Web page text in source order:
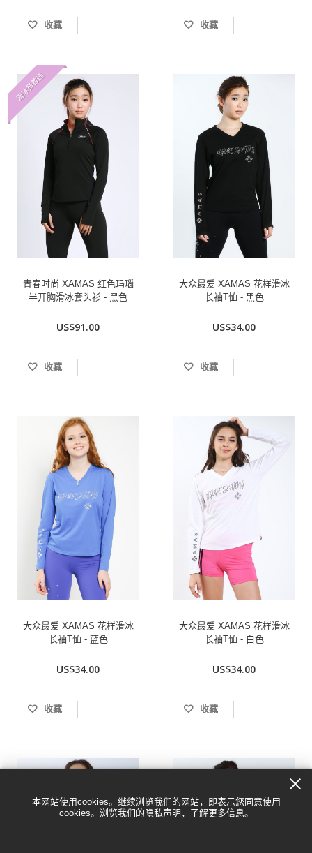
收藏 收藏
青春时尚 XAMAS 红色玛瑙
半开胸滑冰套头衫 - 黑色
滑冰员首选
US$91.00
收藏
大众最爱 XAMAS 花样滑冰
长袖T恤 - 黑色
US$34.00
收藏
大众最爱 XAMAS 花样滑冰
长袖T恤 - 蓝色
US$34.00
收藏
大众最爱 XAMAS 花样滑冰
长袖T恤 - 白色
US$34.00
收藏
本网站使用cookies。继续浏览我们的网站，即表示您同意使用
cookies。浏览我们的 隐私声明 ，了解更多信息。